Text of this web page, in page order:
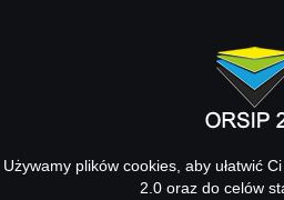
Używamy plików cookies, aby ułatwić
2.0 oraz do celów